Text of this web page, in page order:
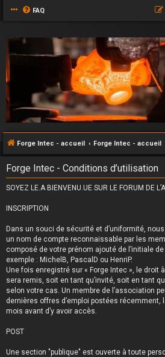
FAQ
Forge Intec - accueil Forge Intec - accueil
Forge Intec - Conditions d’utilisation
SOYEZ LE.A BIENVENU.UE SUR LE FORUM DE
INSCRIPTION
Dans un souci de sécurité et d’uniformité,
un nom de compte reconnaissable par les
composé de votre prénom ajouté de l’initiale
exemple : MichelB, PascalD ou HenriP.
Une fois enregistré sur « Forge Intec », le droit
sera remis, soit en tant qu’invité, soit en tant
selon votre cas. Un membre de l’association
dernières offres d’emploi postées récemment,
mois avant d’y avoir accès.
POST
Une section "publique" est ouverte à toute